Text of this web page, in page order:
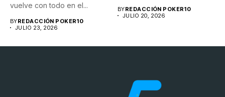
vuelve con todo en el...
BYREDACCIÓN POKER10
JULIO 23, 2026
BYREDACCIÓN POKER10
JULIO 20, 2026